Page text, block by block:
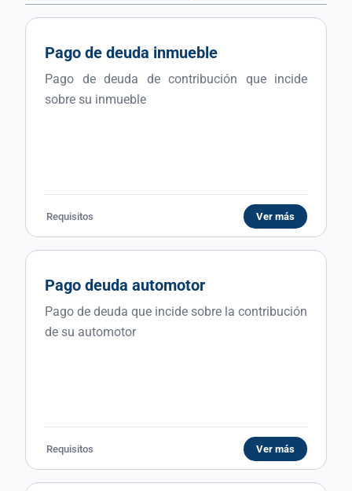
Pago de deuda inmueble
Pago de deuda de contribución que incide
sobre su inmueble
Requisitos Ver más
Pago deuda automotor
Pago de deuda que incide sobre la contribución
de su automotor
Requisitos Ver más